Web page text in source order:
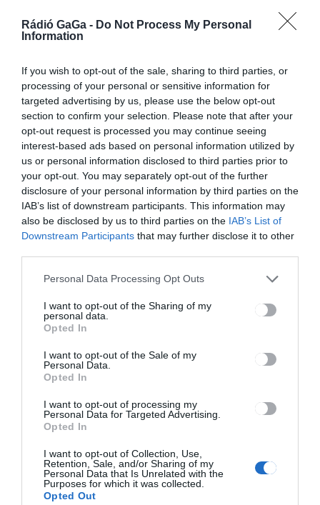
Rádió GaGa - Do Not Process My Personal
Information
If you wish to opt-out of the sale, sharing to third parties, or
processing of your personal or sensitive information for
targeted advertising by us, please use the below opt-out
section to confirm your selection. Please note that after your
opt-out request is processed you may continue seeing
interest-based ads based on personal information utilized by
us or personal information disclosed to third parties prior to
your opt-out. You may separately opt-out of the further
disclosure of your personal information by third parties on the
IAB’s list of downstream participants. This information may
also be disclosed by us to third parties on the IAB’s List of
Downstream Participants that may further disclose it to other
Personal Data Processing Opt Outs
I want to opt-out of the Sharing of my
personal data.
Opted In
I want to opt-out of the Sale of my
Personal Data.
Opted In
I want to opt-out of processing my
Personal Data for Targeted Advertising.
Opted In
I want to opt-out of Collection, Use,
Retention, Sale, and/or Sharing of my
Personal Data that Is Unrelated with the
Purposes for which it was collected.
Opted Out
s a Szent
Anna-
szeizmikus
Ez is érdekelheti
GYERGYÓSZÉK,HÍRLISTA
Ünnepi gyertyagyújtás
Gyergyószentmiklóson
GYERGYÓSZÉK
Tizenhét székelyföldi magyar
iskola diákjai kapnak meleg